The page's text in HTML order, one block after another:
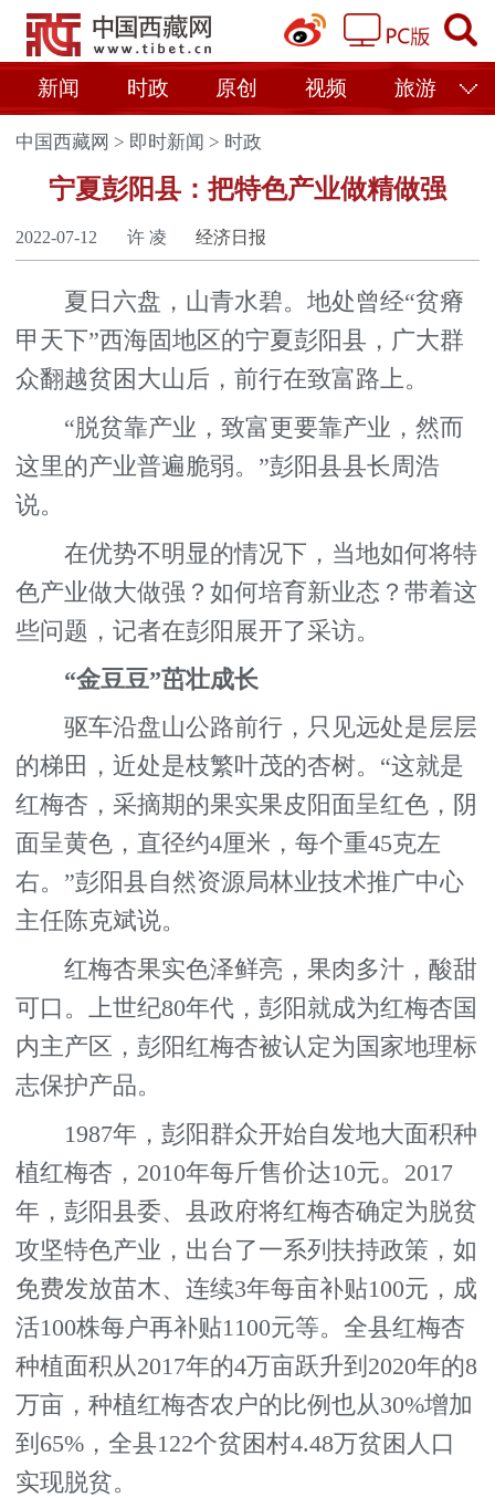
新闻 时政 原创 视频 旅游
中国西藏网 > 即时新闻 > 时政
宁夏彭阳县：把特色产业做精做强
2022-07-12 许 凌 经济日报
夏日六盘，山青水碧。地处曾经“贫瘠
甲天下”西海固地区的宁夏彭阳县，广大群
众翻越贫困大山后，前行在致富路上。
“脱贫靠产业，致富更要靠产业，然而
这里的产业普遍脆弱。”彭阳县县长周浩
说。
在优势不明显的情况下，当地如何将特
色产业做大做强？如何培育新业态？带着这
些问题，记者在彭阳展开了采访。
“金豆豆”茁壮成长
驱车沿盘山公路前行，只见远处是层层
的梯田，近处是枝繁叶茂的杏树。“这就是
红梅杏，采摘期的果实果皮阳面呈红色，阴
面呈黄色，直径约4厘米，每个重45克左
右。”彭阳县自然资源局林业技术推广中心
主任陈克斌说。
红梅杏果实色泽鲜亮，果肉多汁，酸甜
可口。上世纪80年代，彭阳就成为红梅杏国
内主产区，彭阳红梅杏被认定为国家地理标
志保护产品。
1987年，彭阳群众开始自发地大面积种
植红梅杏，2010年每斤售价达10元。2017
年，彭阳县委、县政府将红梅杏确定为脱贫
攻坚特色产业，出台了一系列扶持政策，如
免费发放苗木、连续3年每亩补贴100元，成
活100株每户再补贴1100元等。全县红梅杏
种植面积从2017年的4万亩跃升到2020年的8
万亩，种植红梅杏农户的比例也从30%增加
到65%，全县122个贫困村4.48万贫困人口
实现脱贫。